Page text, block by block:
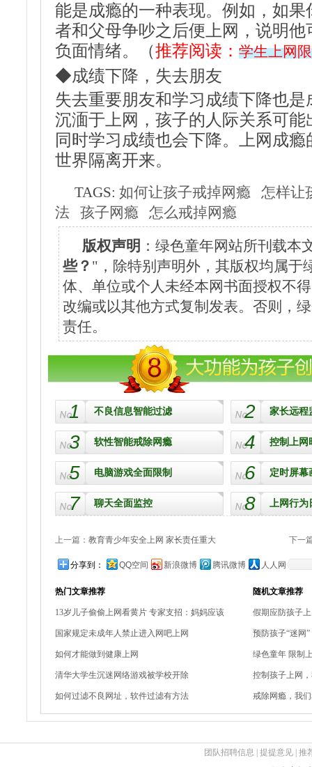
能是成瘾的一种表现。例如，如
者和父母争吵之后便上网，说明
负面情绪。（推荐阅读： 学生上网
◆成绩下降，失去朋友
失去重要朋友和学习成绩下降也
沉湎于上网，孩子的人际关系可
同时学习成绩也会下降。上网成
世界隔离开来。
TAGS: 如何让孩子戒掉网瘾
怎样让
法
孩子网瘾
怎么戒掉网瘾
版权声明 ：绿色童年网站所刊载本
些？ "，除特别声明外，其版权均属于
体、单位或个人未经本网书面授权不
改编或以其他方式复制发表。否则，
责任。
1 不良信息智能过滤 2 家长远程
3 软性智能戒除网瘾 4 控制上网
5 电脑游戏全面限制 6 定时屏幕
7 聊天全面监控 8 上网行为
上一篇： 教育青少年安全上网 家长责任重大 下一
分享到： QQ空间 新浪微博 腾讯微博 人人网
热门文章推荐
13岁儿子偷偷上网看黄片 专家支招：妈妈应该
国家规定未成年人禁止进入网吧上网
如何才能做到健康上网
清华大学生沉迷网络游戏被学校开除
如何过滤不良网址，软件过滤有方法
随机文章推荐
假期应防孩子
预防孩子“迷网
绿色童年 限制
控制孩子上网
戒除网瘾，我
团队招聘信息 提提意见 推